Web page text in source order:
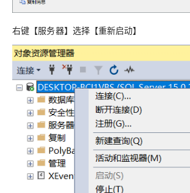
右键【服务器】选择【重新启动】